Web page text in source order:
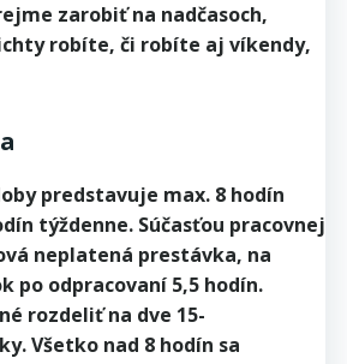
zarobiť na nadčasoch,
robíte, či robíte aj víkendy,
predstavuje max. 8 hodín
týždenne. Súčasťou pracovnej
neplatená prestávka, na
po odpracovaní 5,5 hodín.
rozdeliť na dve 15-
Všetko nad 8 hodín sa